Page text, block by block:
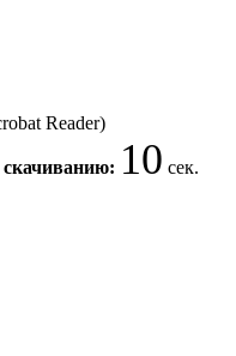
Reader)
скачиванию: 10 сек.